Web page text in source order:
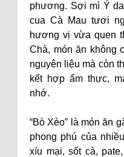
phương. Sợi mì Ý
cua Cà Mau tươi
hương vị vừa quen
Chà, món ăn không
nguyên liệu mà còn
kết hợp ẩm thực,
nhớ.
“Bò Xèo” là món ăn
phong phú của
xíu mại, sốt cà,